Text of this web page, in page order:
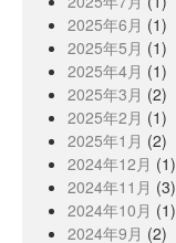
2025年6月 (1)
2025年5月 (1)
2025年4月 (1)
2025年3月 (2)
2025年2月 (1)
2025年1月 (2)
2024年12月 (1)
2024年11月 (3)
2024年10月 (1)
2024年9月 (2)